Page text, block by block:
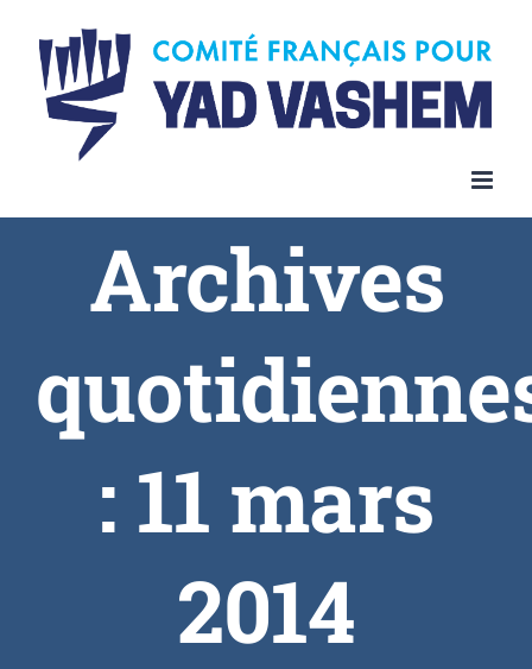
content
Archives
: 11 mars
2014